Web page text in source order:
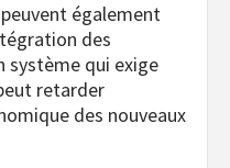
également
des
système qui exige
retarder
des nouveaux